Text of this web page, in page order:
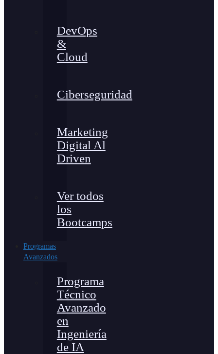
DevOps
&
Cloud
Ciberseguridad
Marketing
Digital Al
Driven
Ver todos
los
Bootcamps
Programas
Avanzados
Programa
Técnico
Avanzado
en
Ingeniería
de IA